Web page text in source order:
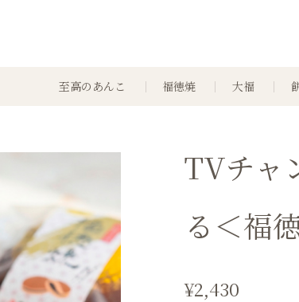
至高のあんこ 福徳焼 大福
TVチャ
る＜福
¥2,430